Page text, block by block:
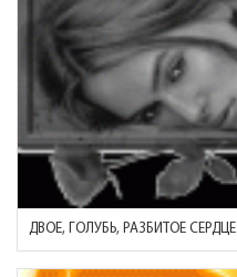
ДВОЕ, ГОЛУБЬ, РАЗБИТОЕ СЕРДЦЕ